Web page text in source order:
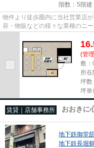
階数：5階建
物件より徒歩圏内に当社営業店
容・物販などの様々な業種のニ
尚、弊社ではおとり広告は一切...
(管
敷：
所
坪数
坪単
賃貸｜店舗事務所 おおきに
地下鉄御堂
地下鉄長堀